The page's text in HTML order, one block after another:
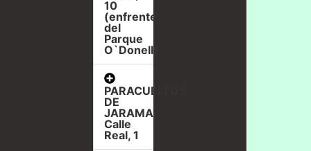
10
(enfrente
del
Parque
O`Donell)
PARACUELLOS
DE
JARAMA,
Calle
Real, 1